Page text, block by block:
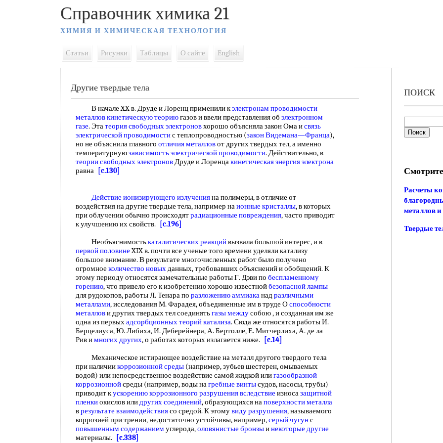
Справочник химика 21
ХИМИЯ И ХИМИЧЕСКАЯ ТЕХНОЛОГИЯ
Статьи Рисунки Таблицы О сайте English
Другие твердые тела
В начале XX в. Друде и Лоренц применили кэлектронам проводимости
металлов кинетическую теориюгазов и ввели представления об электронном
газе. Этатеория свободных электроновхорошо объясняла закон Ома исвязь
электрической проводимостис теплопроводностью (закон Видемана—Франца),
но не объяснила главного отличия металловот других твердых тел, а именно
температурнуюзависимость электрической проводимости. Действительно, в
теории свободных электроновДруде и Лоренцакинетическая энергия электрона
равна
[c.130]
Действие ионизирующего излученияна полимеры, в отличие от
воздействия на другие твердые тела, например наионные кристаллы, в которых
при облучении обычно происходятрадиационные повреждения, часто приводит
к улучшению их свойств.
[c.196]
Необъяснимостькаталитических реакцийвызвала большой интерес, и в
первой половинеXIX в. почти все ученые того времени уделяли катализу
большое внимание. В результате многочисленных работ было получено
огромное количество новыхданных, требовавших объяснений и обобщений. К
этому периоду относятся замечательные работы Г. Дэви по беспламенному
горению, что привело его к изобретению хорошо известнойбезопасной лампы
для рудокопов, работы Л. Тенара по разложению аммиаканадразличными
металлами, исследования М. Фарадея, объединенные им в труде Оспособности
металлови других твердых тел соединятьгазы междусобою , и созданная им же
одна из первыхадсорбционных теорий катализа. Сюда же относятся работы И.
Берцелиуса, Ю. Либиха, И. Деберейнера, А. Бертолле, Е. Митчерлиха, А. де ла
Рив имногих других, о работах которых излагается ниже.
[c.14]
Механическое истирающее воздействие на металл другого твердого тела
при наличиикоррозионной среды (например, зубьев шестерен, омываемых
водой) или непосредственное воздействие самой жидкой илигазообразной
коррозионнойсреды (например, воды нагребные винтысудов, насосы, трубы)
приводит кускорению коррозионного разрушения вследствие износазащитной
пленкиокислов илидругих соединений, образующихся наповерхности металла
врезультате взаимодействиясо средой. К этомувиду разрушения, называемого
коррозией при трении, недостаточно устойчивы, например,серый чугунс
повышенным содержанием углерода,оловянистые бронзыинекоторые другие
материалы.
[c.338]
ПОИСК
Расчеты
металлов
Твердые